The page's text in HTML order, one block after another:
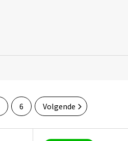
6 Volgende